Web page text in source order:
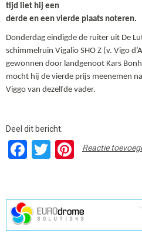
tijd liet hij een
derde en een vierde plaats noteren.
Donderdag eindigde de ruiter uit De
schimmelruin Vigalio SHO Z (v. Vigo
gewonnen door landgenoot Kars
mocht hij de vierde prijs meenemen
Viggo van dezelfde vader.
Deel dit bericht.
Facebook
Twitter
Reactie